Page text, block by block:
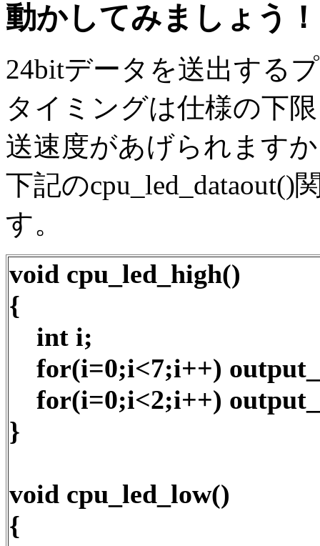
動かしてみましょう！
24bitデータを送出する
タイミングは仕様の下
送速度があげられます
下記の
す。
void cpu_led_high()
{
int i;
for(i=0;i<7;i++)
for(i=0;i<2;i++)
}
void cpu_led_low()
{